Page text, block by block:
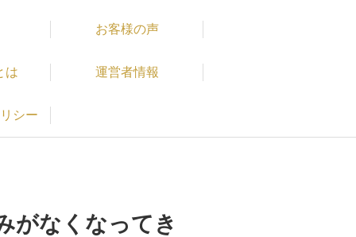
お客様の声
は 運営者情報
シー
がなくなってき